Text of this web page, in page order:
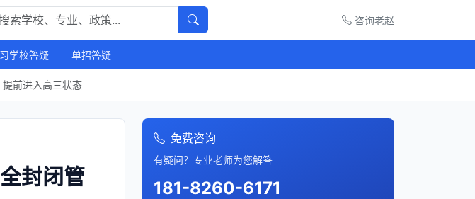
咨询老赵
学校答疑 单招答疑
前进入高三状态
封闭管
免费咨询
有疑问？专业老师为您解答
181-8260-6171